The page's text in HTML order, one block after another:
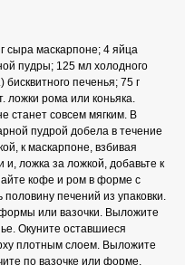
сыра маскарпоне; 4 яйца
пудры; 125 мл холодного
бисквитного печенья; 75 г
ложки рома или коньяка.
станет совсем мягким. В
пудрой добела в течение
к маскарпоне, взбивая
и, ложка за ложкой, добавьте к
кофе и ром в форме с
печений из упаковки.
или вазочки. Выложите
Окуните оставшиеся
плотным слоем. Выложите
по вазочке или форме,